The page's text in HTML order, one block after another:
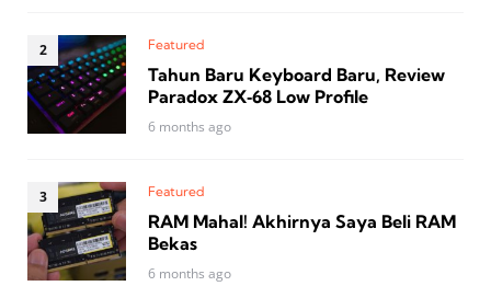
Featured
Tahun Baru Keyboard Baru, Review
Paradox ZX‑68 Low Profile
6 months ago
Featured
RAM Mahal! Akhirnya Saya Beli RAM
Bekas
6 months ago